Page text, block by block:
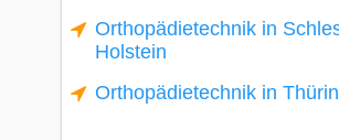
Orthopädietechnik in
Holstein
Orthopädietechnik in